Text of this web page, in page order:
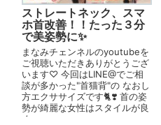
ストレートネック、スマ
ホ首改善！！たった３分
で美姿勢に✨
まなみチェンネルのyoutubeを
ご視聴いただきありがとうござ
います♡ 今回はLINE@でご相
談が多かった"首猫背"の なおし
方エクササイズです🐈❣️ 首の姿
勢が綺麗な女性はスタイルが良
く...